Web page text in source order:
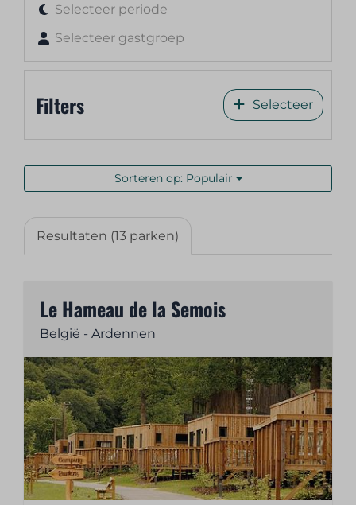
Selecteer periode
Selecteer gastgroep
Filters Selecteer
Sorteren op: Populair
Resultaten (13 parken)
Le Hameau de la Semois
België - Ardennen